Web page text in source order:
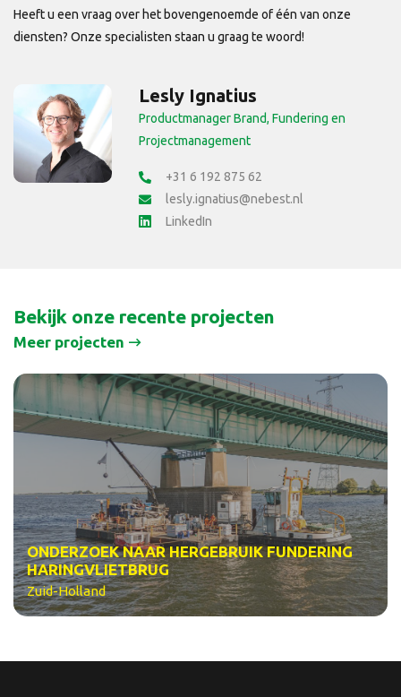
Heeft u een vraag over het bovengenoemde of één van onze
diensten? Onze specialisten staan u graag te woord!
Lesly Ignatius
Productmanager Brand, Fundering en
Projectmanagement
+31 6 192 875 62
lesly.ignatius@nebest.nl
LinkedIn
Bekijk onze recente projecten
Meer projecten
ONDERZOEK NAAR HERGEBRUIK FUNDERING
HARINGVLIETBRUG
Zuid-Holland